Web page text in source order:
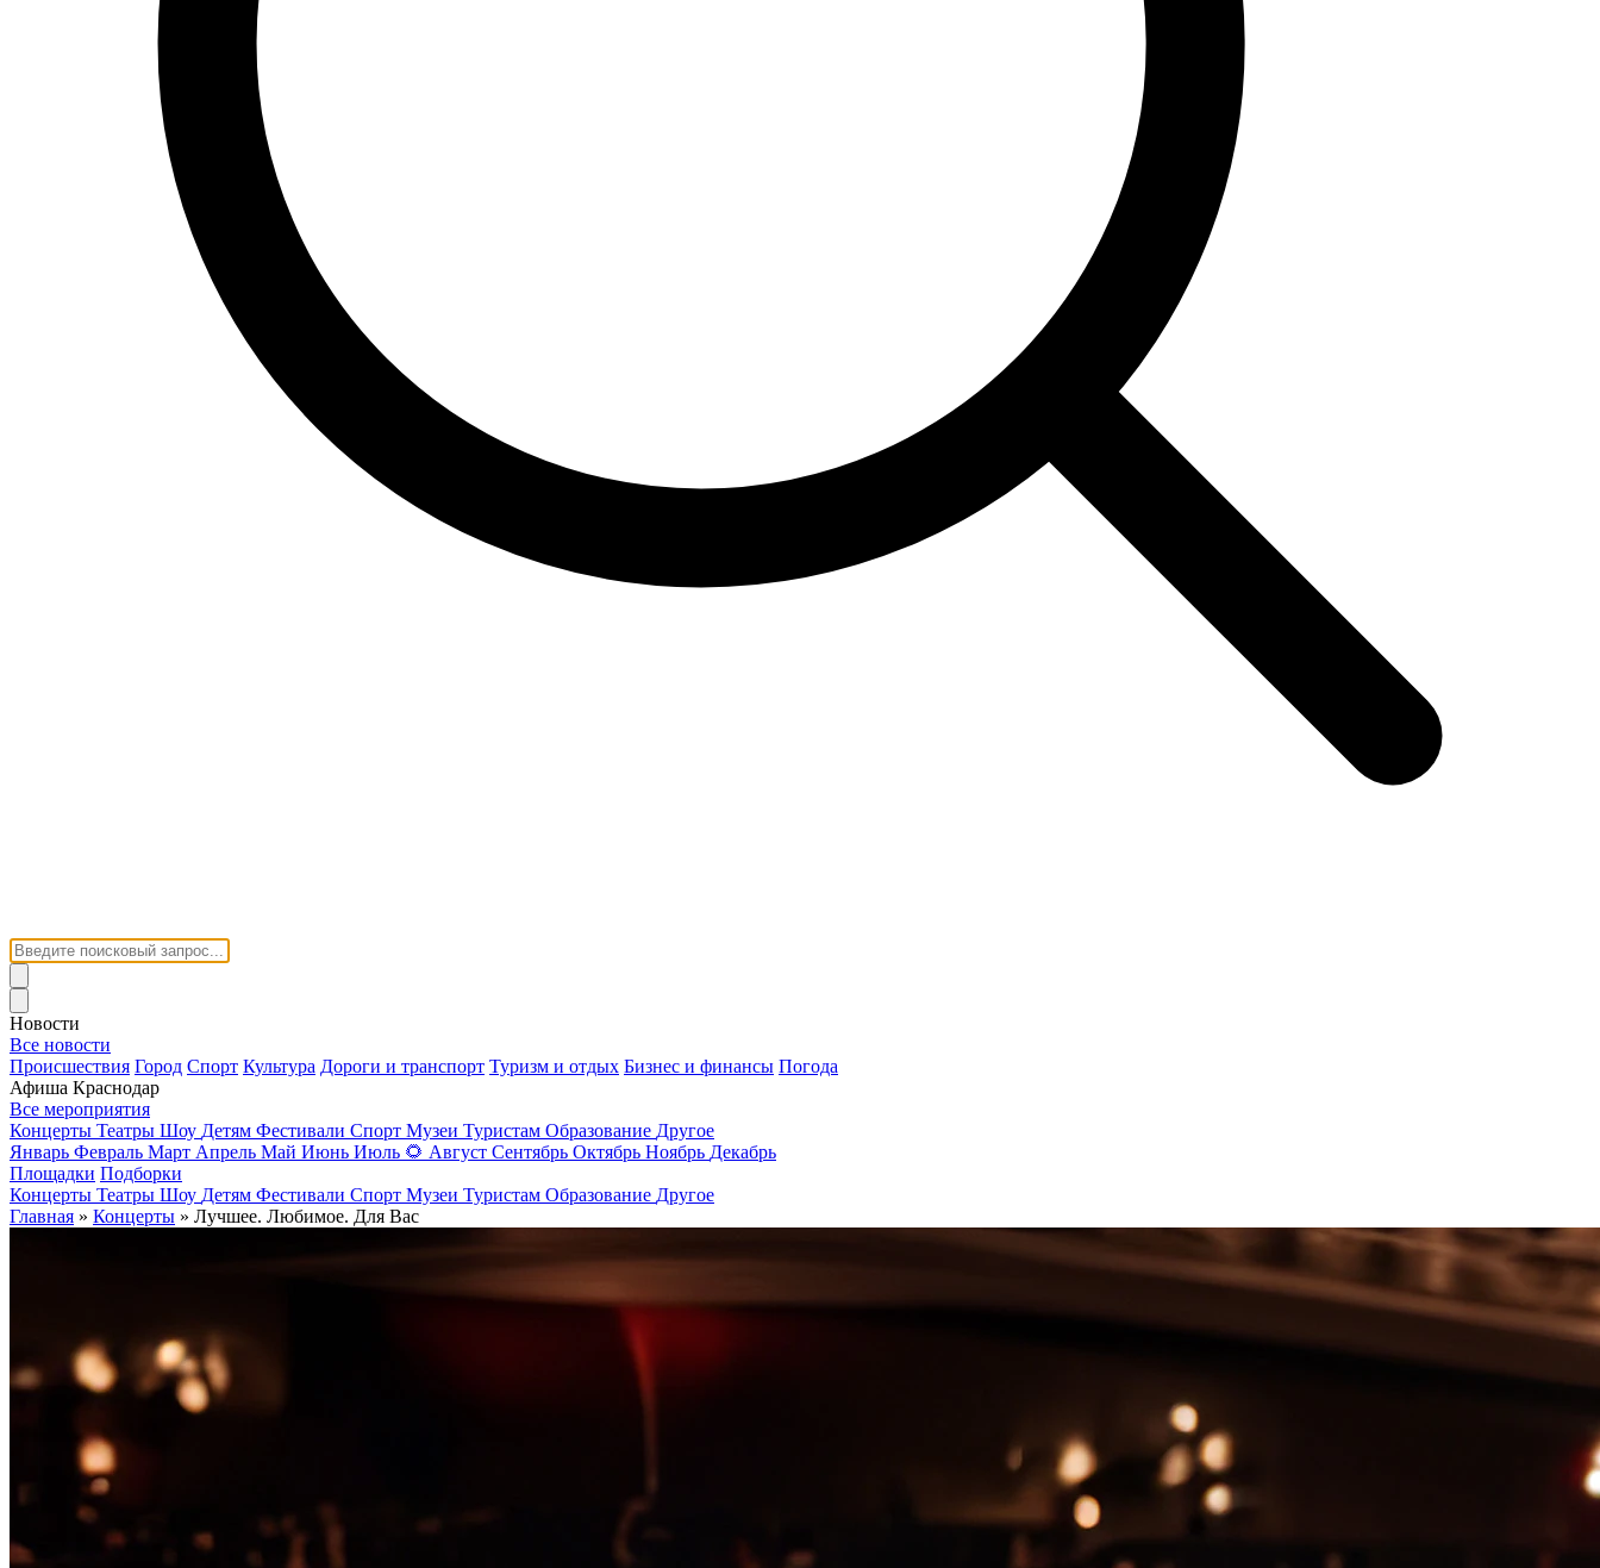
Новости
Все новости
Происшествия Город Спорт Культура Дороги и транспорт Туризм и отдых Бизнес и финансы Погода
Афиша Краснодар
Все мероприятия
Концерты Театры Шоу Детям Фестивали Спорт Музеи Туристам Образование Другое
Январь Февраль Март Апрель Май Июнь Июль 🌻 Август Сентябрь Октябрь Ноябрь Декабрь
Площадки Подборки
Концерты Театры Шоу Детям Фестивали Спорт Музеи Туристам Образование Другое
Главная » Концерты » Лучшее. Любимое. Для Вас